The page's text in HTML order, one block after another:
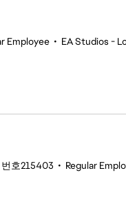
Employee • EA Studios -
번호215403 • Regular